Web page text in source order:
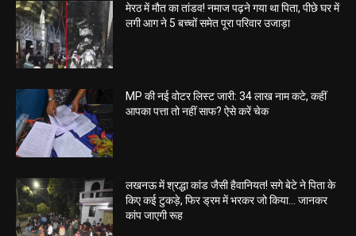
मेरठ में मौत का तांडव! नमाज पढ़ने गया था पिता, पीछे घर में
लगी आग ने 5 बच्चों समेत पूरा परिवार उजाड़ा
MP की नई वोटर लिस्ट जारी: 34 लाख नाम कटे, कहीं
आपका पत्ता तो नहीं साफ? ऐसे करें चेक
लखनऊ में श्रद्धा कांड जैसी हैवानियत! सगे बेटे ने पिता के
किए कई टुकड़े, फिर ड्रम में भरकर जो किया… जानकर
कांप जाएगी रूह